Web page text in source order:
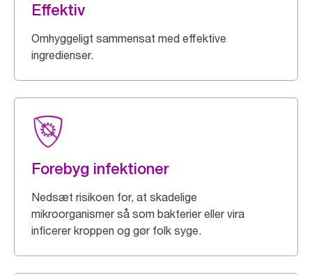
Effektiv
Omhyggeligt sammensat med effektive
ingredienser.
Forebyg infektioner
Nedsæt risikoen for, at skadelige
mikroorganismer så som bakterier eller vira
inficerer kroppen og gør folk syge.